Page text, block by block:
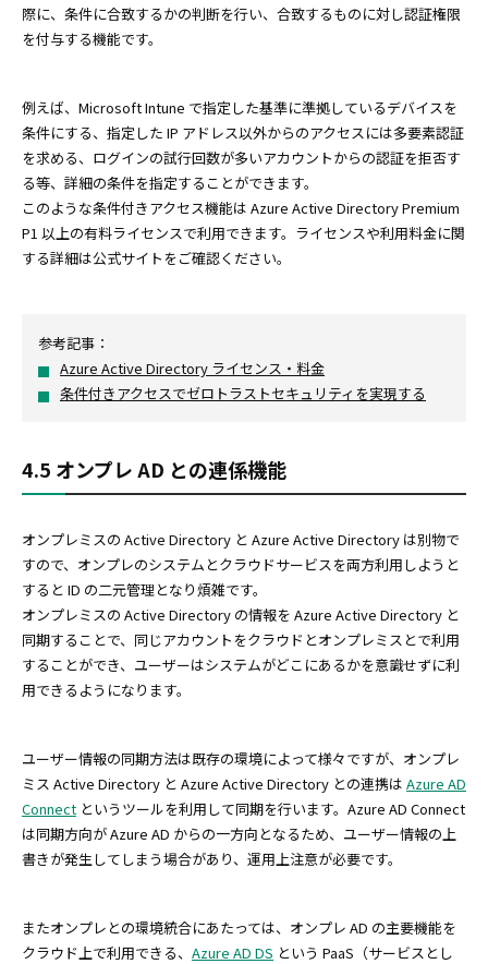
際に、条件に合致するかの判断を行い、合致するものに対し認証権限
を付与する機能です。
例えば、Microsoft Intune で指定した基準に準拠しているデバイスを
条件にする、指定した IP アドレス以外からのアクセスには多要素認証
を求める、ログインの試行回数が多いアカウントからの認証を拒否す
る等、詳細の条件を指定することができます。
このような条件付きアクセス機能は Azure Active Directory Premium
P1 以上の有料ライセンスで利用できます。ライセンスや利用料金に関
する詳細は公式サイトをご確認ください。
参考記事：
Azure Active Directory ライセンス・料金
条件付きアクセスでゼロトラストセキュリティを実現する
4.5 オンプレ AD との連係機能
オンプレミスの Active Directory と Azure Active Directory は別物で
すので、オンプレのシステムとクラウドサービスを両方利用しようと
すると ID の二元管理となり煩雑です。
オンプレミスの Active Directory の情報を Azure Active Directory と
同期することで、同じアカウントをクラウドとオンプレミスとで利用
することができ、ユーザーはシステムがどこにあるかを意識せずに利
用できるようになります。
ユーザー情報の同期方法は既存の環境によって様々ですが、オンプレ
ミス Active Directory と Azure Active Directory との連携は Azure AD
Connect というツールを利用して同期を行います。Azure AD Connect
は同期方向が Azure AD からの一方向となるため、ユーザー情報の上
書きが発生してしまう場合があり、運用上注意が必要です。
またオンプレとの環境統合にあたっては、オンプレ AD の主要機能を
クラウド上で利用できる、 Azure AD DS という PaaS（サービスとし